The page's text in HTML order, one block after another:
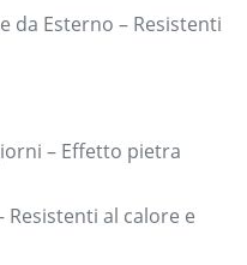
da Esterno – Resistenti
– Effetto pietra
Resistenti al calore e